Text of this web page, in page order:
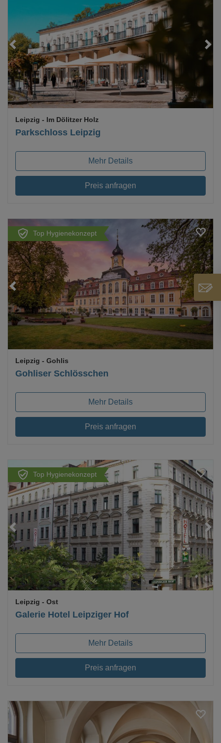
Loading...
Parkschloss Leipzig
Leipzig - Im Dölitzer Holz
Mehr Details
Preis anfragen
Top Hygienekonzept
Loading...
Gohliser Schlösschen
Leipzig - Gohlis
Mehr Details
Preis anfragen
Top Hygienekonzept
Loading...
Galerie Hotel Leipziger Hof
Leipzig - Ost
Mehr Details
Preis anfragen